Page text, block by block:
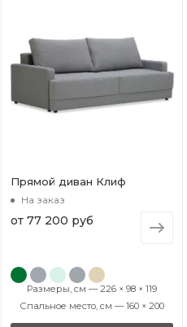
Прямой диван Клиф
На заказ
от 77 200 руб
Размеры, см — 226 × 98 × 119
Спальное место, см — 160 × 200